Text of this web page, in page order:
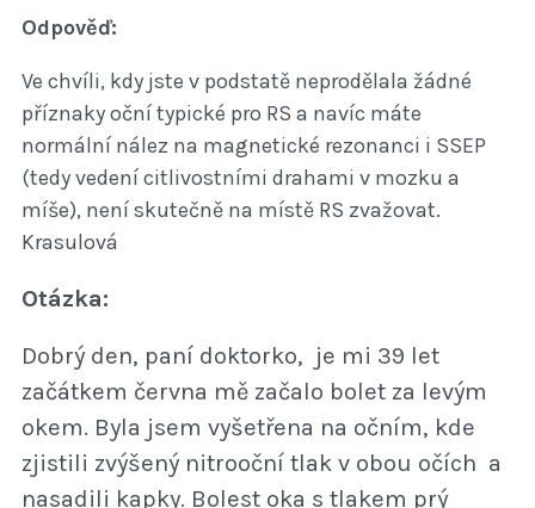
Odpověď:
Ve chvíli, kdy jste v podstatě neprodělala žádné
příznaky oční typické pro RS a navíc máte
normální nález na magnetické rezonanci i SSEP
(tedy vedení citlivostními drahami v mozku a
míše), není skutečně na místě RS zvažovat.
Krasulová
Otázka:
Dobrý den, paní doktorko, je mi 39 let
začátkem června mě začalo bolet za levým
okem. Byla jsem vyšetřena na očním, kde
zjistili zvýšený nitrooční tlak v obou očích a
nasadili kapky. Bolest oka s tlakem prý